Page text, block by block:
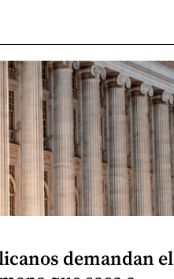
demandan el